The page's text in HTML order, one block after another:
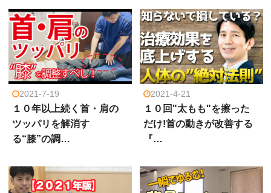
2021-7-19
１０年以上続く首・肩の
ツッパリを解消す
る“膝”の調…
2021-4-21
１０回"太もも"を擦った
だけ!首の動きが改善する
『…